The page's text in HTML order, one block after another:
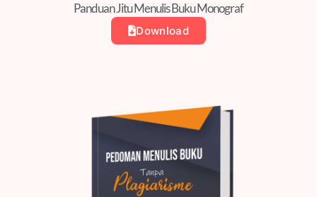
Panduan Jitu Menulis Buku Monograf
Download